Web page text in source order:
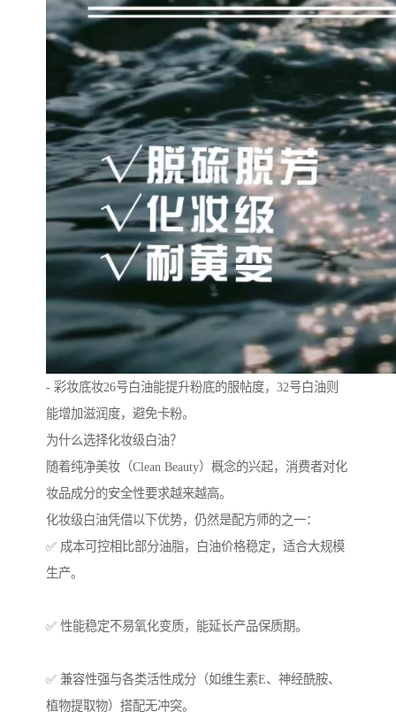
- 彩妆底妆26号白油能提升粉底的服帖度，32号白油则
能增加滋润度，避免卡粉。
为什么选择化妆级白油？
随着纯净美妆（Clean Beauty）概念的兴起，消费者对化
妆品成分的安全性要求越来越高。
化妆级白油凭借以下优势，仍然是配方师的之一：
✅ 成本可控相比部分油脂，白油价格稳定，适合大规模
生产。
✅ 性能稳定不易氧化变质，能延长产品保质期。
✅ 兼容性强与各类活性成分（如维生素E、神经酰胺、
植物提取物）搭配无冲突。